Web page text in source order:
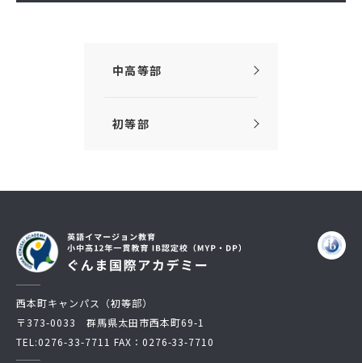
中高等部
初等部
西本町キャンパス（初等部）
〒373-0033 群馬県太田市西本町69-1
TEL:0276-33-7711 FAX：0276-33-7710